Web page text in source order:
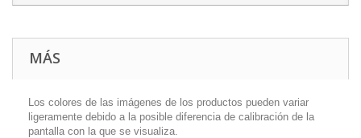
MÁS
Los colores de las imágenes de los productos pueden variar
ligeramente debido a la posible diferencia de calibración de la
pantalla con la que se visualiza.